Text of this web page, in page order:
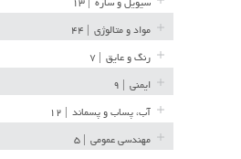
سیویل و سازه
مواد و متالوژی
رنگ و عایق
ایمنی
آب، پساب و پسماند
مهندسی عمومی